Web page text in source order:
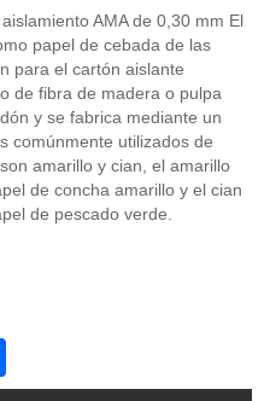
AMA de 0,30 mm El
papel de cebada de las
para el cartón aislante
de fibra de madera o pulpa
y se fabrica mediante un
comúnmente utilizados de
amarillo y cian, el amarillo
de concha amarillo y el cian
de pescado verde.